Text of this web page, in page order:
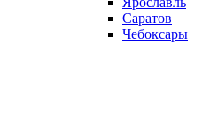
Саратов
Чебоксары